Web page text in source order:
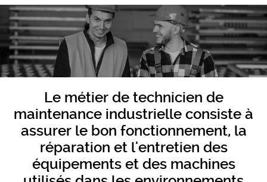
Le métier de technicien de
maintenance industrielle consiste à
assurer le bon fonctionnement, la
réparation et l'entretien des
équipements et des machines